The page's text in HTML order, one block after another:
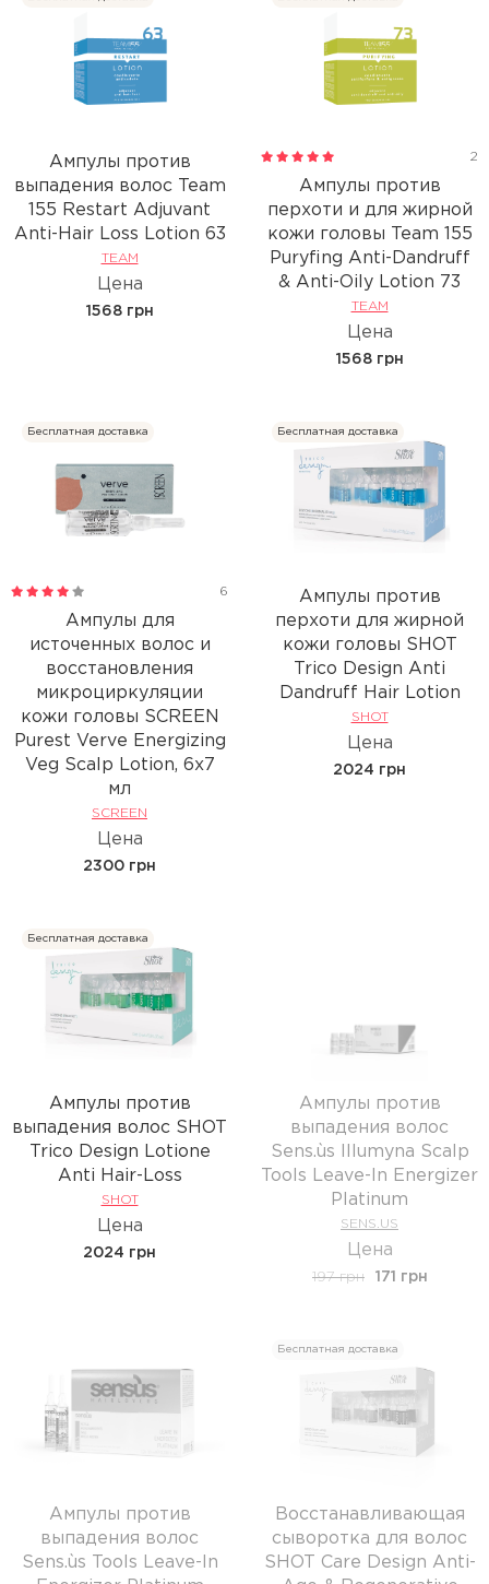
Ампулы против
выпадения волос Team
155 Restart Adjuvant
Anti-Hair Loss Lotion 63
TEAM
Цена
1568 грн
2
Ампулы против
перхоти и для жирной
кожи головы Team 155
Puryfing Anti-Dandruff
& Anti-Oily Lotion 73
TEAM
Цена
1568 грн
Бесплатная доставка
6
Ампулы для
источенных волос и
восстановления
микроциркуляции
кожи головы SCREEN
Purest Verve Energizing
Veg Scalp Lotion, 6х7
мл
SCREEN
Цена
2300 грн
Бесплатная доставка
Ампулы против
перхоти для жирной
кожи головы SHOT
Trico Design Anti
Dandruff Hair Lotion
SHOT
Цена
2024 грн
Бесплатная доставка
Ампулы против
выпадения волос SHOT
Trico Design Lotione
Anti Hair-Loss
SHOT
Цена
2024 грн
Ампулы против
выпадения волос
Sens.ùs Illumyna Scalp
Tools Leave-In Energizer
Platinum
SENS.US
Цена
197 грн 171 грн
Ампулы против
выпадения волос
Sens.ùs Tools Leave-In
Бесплатная доставка
Восстанавливающая
сыворотка для волос
SHOT Care Design Anti-